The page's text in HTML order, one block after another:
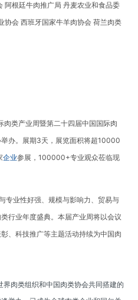
阿根廷牛肉推广局 丹麦农业和食品委
协会 西班牙国家牛羊肉协会 荷兰肉类
类产业周暨第二十四届中国国际肉
办。展期3天，展览面积将超10000
企业参展，100000+专业观众莅临现
专业性好强、规模与影响力、贸易与
行业年度盛典。本届产业周将以会议
、科技推广等主题活动持续为中国肉
肉类组织和中国肉类协会共同搭建的